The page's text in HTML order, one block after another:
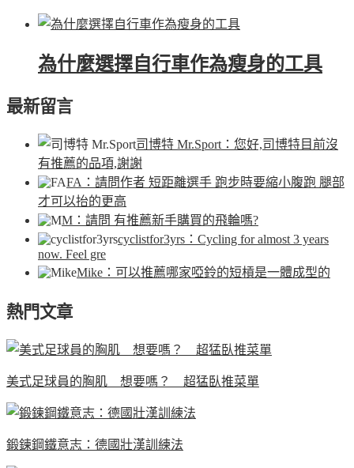
為什麼選擇自行車作為瘦身的工具
最新留言
司博特 Mr.Sport ：您好,司博特目前沒
有推薦的品項,謝謝
FA ：請問作者 短距離選手 跑步時要縮小腹跑 腿部
才可以抬的更高
M ：請問 有推薦新手購買的飛輪嗎?
cyclistfor3yrs ：Cycling for almost 3 years
now. Feel gre
Mike ：可以推薦哪家啞鈴的短槓是一體成型的
熱門文章
美式足球員的胸肌 想要嗎？ 超猛臥推菜單
鍛鍊鋼鐵意志：德國壯漢訓練法